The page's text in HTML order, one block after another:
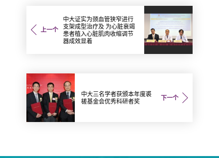
上一个
中大证实为颈血管狭窄进行
支架成型治疗及 为心脏衰竭
患者植入心脏肌肉收缩调节
器成效显着
下一个
中大三名学者获颁本年度裘
槎基金会优秀科研者奖